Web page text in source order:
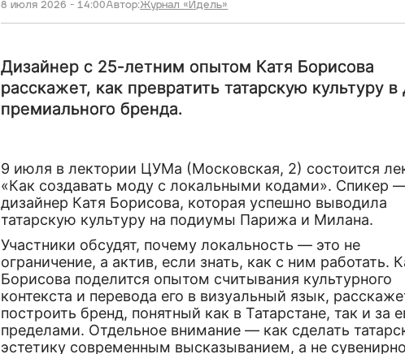
8 июля 2026 - 14:00Автор:Журнал «Идель»
Дизайнер с 25-летним опытом Катя Борисова
расскажет, как превратить татарскую культуру
премиального бренда.
9 июля в лектории ЦУМа (Московская, 2) состоится
«Как создавать моду с локальными кодами». Спикер
дизайнер Катя Борисова, которая успешно выводила
татарскую культуру на подиумы Парижа и Милана.
Участники обсудят, почему локальность — это не
ограничение, а актив, если знать, как с ним работать.
Борисова поделится опытом считывания культурного
контекста и перевода его в визуальный язык,
построить бренд, понятный как в Татарстане, так и за
пределами. Отдельное внимание — как сделать
эстетику современным высказыванием, а не